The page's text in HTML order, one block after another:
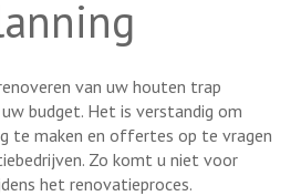
van uw houten trap
budget. Het is verstandig om
te maken en offertes op te vragen
Zo komt u niet voor
het renovatieproces.